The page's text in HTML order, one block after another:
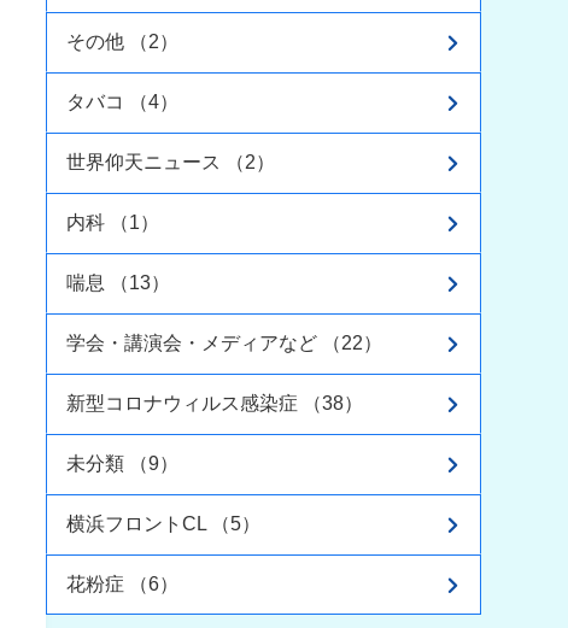
その他 （2）
タバコ （4）
世界仰天ニュース （2）
内科 （1）
喘息 （13）
学会・講演会・メディアなど （22）
新型コロナウィルス感染症 （38）
未分類 （9）
横浜フロントCL （5）
花粉症 （6）